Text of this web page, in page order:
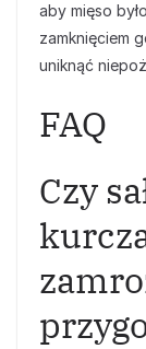
aby mięso
zamknięciem
uniknąć
FAQ
Czy